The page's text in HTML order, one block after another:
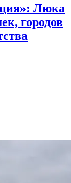
Люка
городов